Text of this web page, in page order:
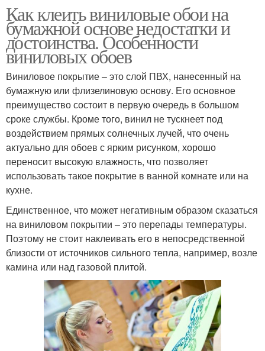
Как клеить виниловые обои на
бумажной основе недостатки и
достоинства. Особенности
виниловых обоев
Виниловое покрытие – это слой ПВХ, нанесенный на
бумажную или флизелиновую основу. Его основное
преимущество состоит в первую очередь в большом
сроке службы. Кроме того, винил не тускнеет под
воздействием прямых солнечных лучей, что очень
актуально для обоев с ярким рисунком, хорошо
переносит высокую влажность, что позволяет
использовать такое покрытие в ванной комнате или на
кухне.
Единственное, что может негативным образом сказаться
на виниловом покрытии – это перепады температуры.
Поэтому не стоит наклеивать его в непосредственной
близости от источников сильного тепла, например, возле
камина или над газовой плитой.